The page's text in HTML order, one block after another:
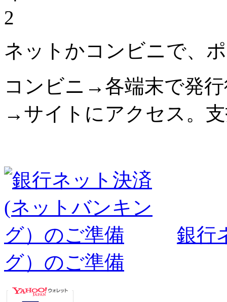
2
ネットかコンビニで、
コンビニ→各端末で発
→サイトにアクセス。
銀行
グ）のご準備